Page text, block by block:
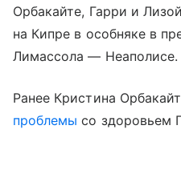
Орбакайте, Гарри и
на Кипре в особняке в
Лимассола — Неаполисе.
Ранее Кристина
проблемы со здоровьем